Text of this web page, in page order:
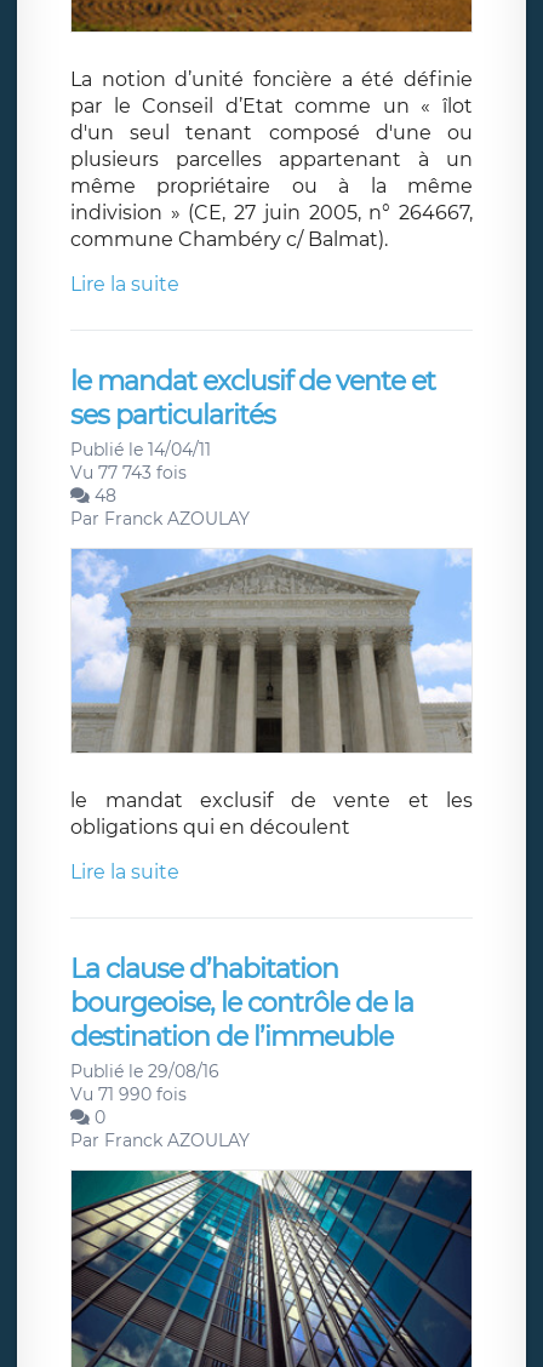
La notion d’unité foncière a été définie
par le Conseil d’Etat comme un « îlot
d'un seul tenant composé d'une ou
plusieurs parcelles appartenant à un
même propriétaire ou à la même
indivision » (CE, 27 juin 2005, n° 264667,
commune Chambéry c/ Balmat).
Lire la suite
le mandat exclusif de vente et
ses particularités
Publié le 14/04/11
Vu 77 743 fois
48
Par Franck AZOULAY
le mandat exclusif de vente et les
obligations qui en découlent
Lire la suite
La clause d’habitation
bourgeoise, le contrôle de la
destination de l’immeuble
Publié le 29/08/16
Vu 71 990 fois
0
Par Franck AZOULAY